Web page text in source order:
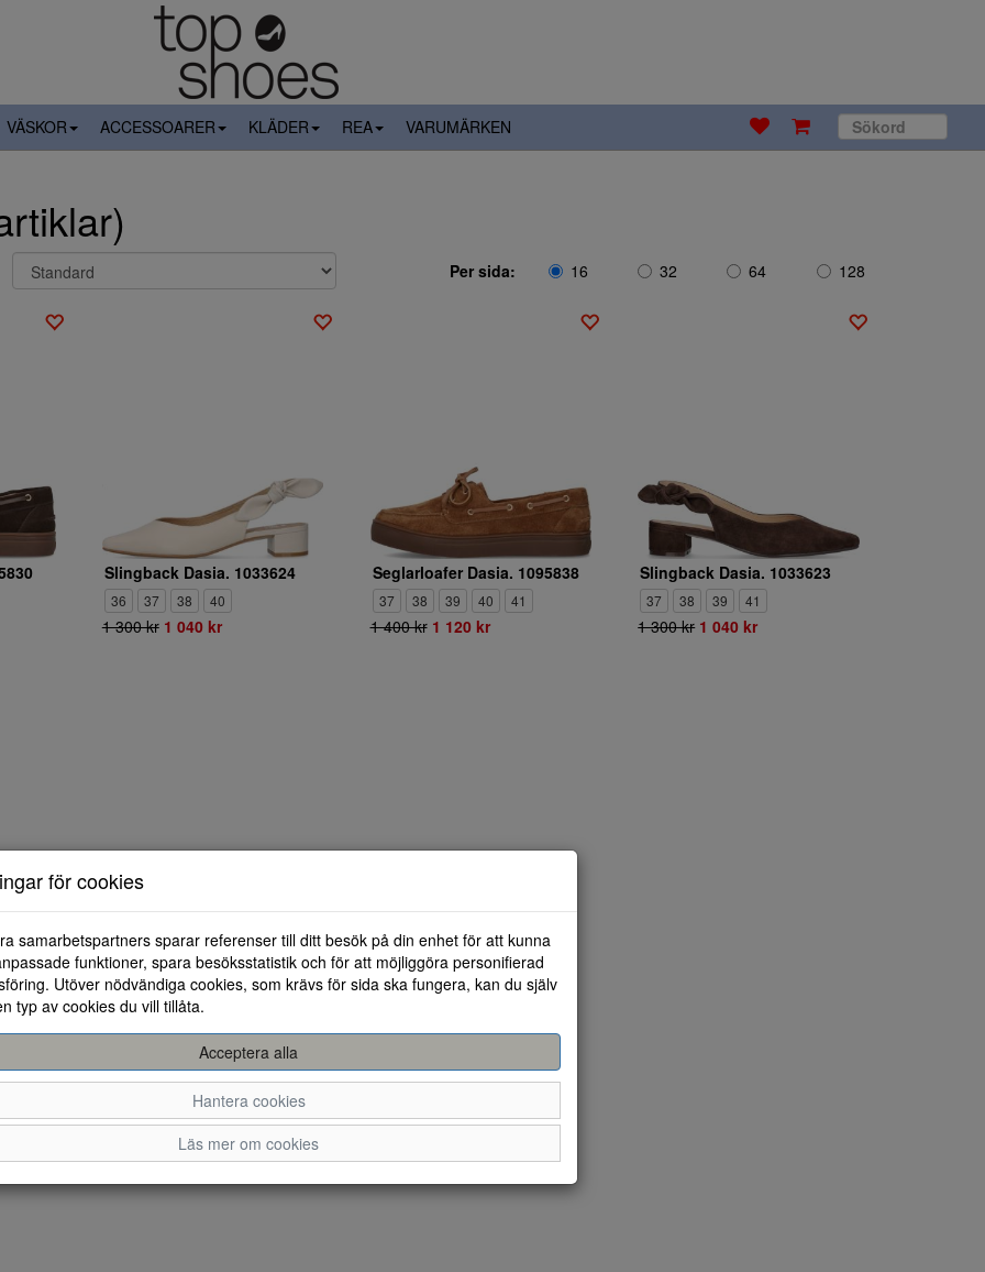
VÄSKOR ACCESSOARER KLÄDER REA VARUMÄRKEN
Per sida: 16 32 64 128
Slingback Dasia. 1033624
36 37 38 40
1 300 kr 1 040 kr
Seglarloafer Dasia. 1095838
37 38 39 40 41
1 400 kr 1 120 kr
Slingback Dasia. 1033623
37 38 39 41
1 300 kr 1 040 kr
för cookies
samarbetspartners sparar referenser till ditt besök på din enhet för att kunna
funktioner, spara besöksstatistik och för att möjliggöra personifierad
Utöver nödvändiga cookies, som krävs för sida ska fungera, kan du själv
typ av cookies du vill tillåta.
Acceptera alla
Hantera cookies
Läs mer om cookies